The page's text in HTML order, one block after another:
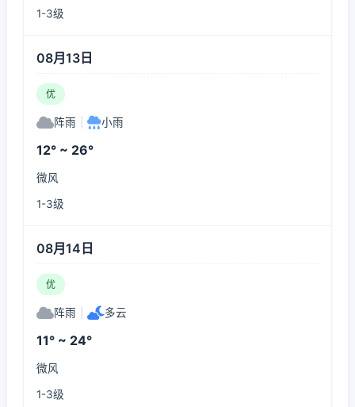
1-3级
08月13日
优
阵雨 小雨
12° ~ 26°
微风
1-3级
08月14日
优
阵雨 多云
11° ~ 24°
微风
1-3级